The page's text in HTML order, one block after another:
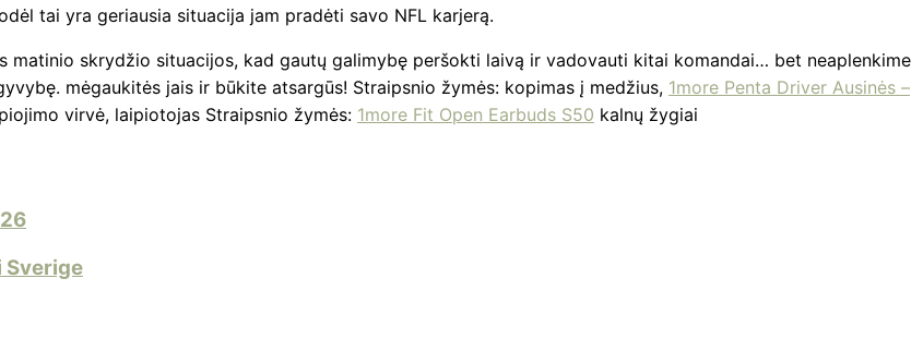
tai yra geriausia situacija jam pradėti savo NFL karjerą.
skrydžio situacijos, kad gautų galimybę peršokti laivą ir vadovauti kitai komandai… bet neaplenkime
mėgaukitės jais ir būkite atsargūs! Straipsnio žymės: kopimas į medžius, 1more Penta Driver Ausinės –
virvė, laipiotojas Straipsnio žymės: 1more Fit Open Earbuds S50 kalnų žygiai
Sverige